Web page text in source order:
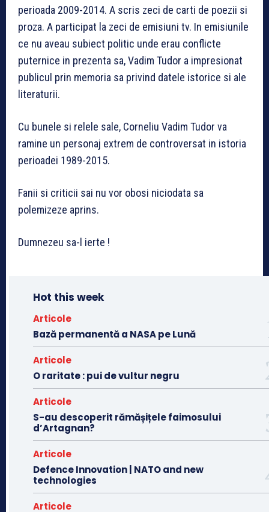
perioada 2009-2014. A scris zeci de carti de poezii si
proza. A participat la zeci de emisiuni tv. In emisiunile
ce nu aveau subiect politic unde erau conflicte
puternice in prezenta sa, Vadim Tudor a impresionat
publicul prin memoria sa privind datele istorice si ale
literaturii.
Cu bunele si relele sale, Corneliu Vadim Tudor va
ramine un personaj extrem de controversat in istoria
perioadei 1989-2015.
Fanii si criticii sai nu vor obosi niciodata sa
polemizeze aprins.
Dumnezeu sa-l ierte !
Hot this week
Articole
Bază permanentă a NASA pe Lună
Articole
O raritate : pui de vultur negru
Articole
S-au descoperit rămășițele faimosului
d’Artagnan?
Articole
Defence Innovation | NATO and new
technologies
Articole